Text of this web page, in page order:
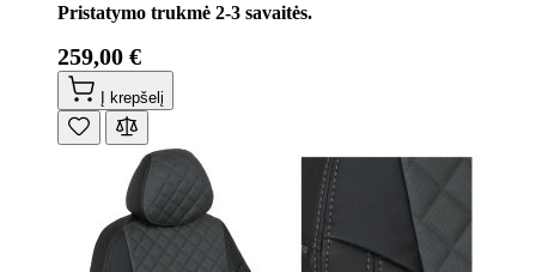
Pristatymo trukmė 2-3 savaitės.
259,00 €
Į krepšelį